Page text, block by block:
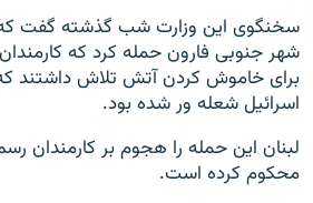
همۀ سایت‌های رادیو آزادی/ رادیو
سخنگوی این وزارت شب گذشته گفت که
شهر جنوبی فارون حمله کرد که
برای خاموش کردن آتش تلاش داشتند
اسرائیل شعله ور شده بود.
لبنان این حمله را هجوم بر کارمندان
محکوم کرده است.